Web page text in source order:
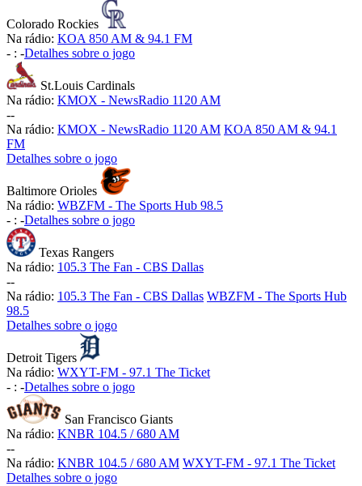
Colorado Rockies
Na rádio: KOA 850 AM & 94.1 FM
- : -Detalhes sobre o jogo
St.Louis Cardinals
Na rádio: KMOX - NewsRadio 1120 AM
--
Na rádio: KMOX - NewsRadio 1120 AM KOA 850 AM & 94.1
FM
Detalhes sobre o jogo
Baltimore Orioles
Na rádio: WBZFM - The Sports Hub 98.5
- : -Detalhes sobre o jogo
Texas Rangers
Na rádio: 105.3 The Fan - CBS Dallas
--
Na rádio: 105.3 The Fan - CBS Dallas WBZFM - The Sports Hub
98.5
Detalhes sobre o jogo
Detroit Tigers
Na rádio: WXYT-FM - 97.1 The Ticket
- : -Detalhes sobre o jogo
San Francisco Giants
Na rádio: KNBR 104.5 / 680 AM
--
Na rádio: KNBR 104.5 / 680 AM WXYT-FM - 97.1 The Ticket
Detalhes sobre o jogo